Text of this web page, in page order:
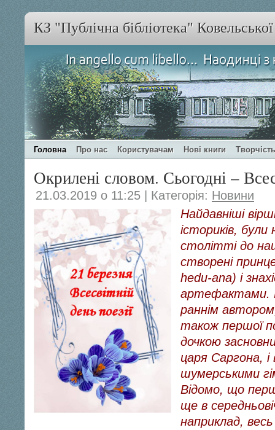
КЗ "Публічна бібліотека"
Головна Про нас Користувачам Нові книги
Окрилені словом. Сьогодні –
21.03.2019 о 11:25 | Категорія: Новини
Найдавніші
істориків,
столітті до
створені
hedu-ana) і
артефактами.
раннім
також першої
дочкою
царя Саргона, і
шумерськими
Відомо, що
ще в
наприклад,